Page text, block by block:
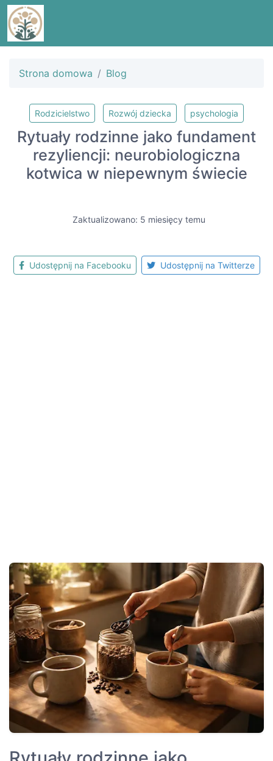
Strona domowa Blog
Rodzicielstwo Rozwój dziecka psychologia
Rytuały rodzinne jako fundament
rezyliencji: neurobiologiczna
kotwica w niepewnym świecie
Zaktualizowano: 5 miesięcy temu
Udostępnij na Facebooku Udostępnij na Twitterze